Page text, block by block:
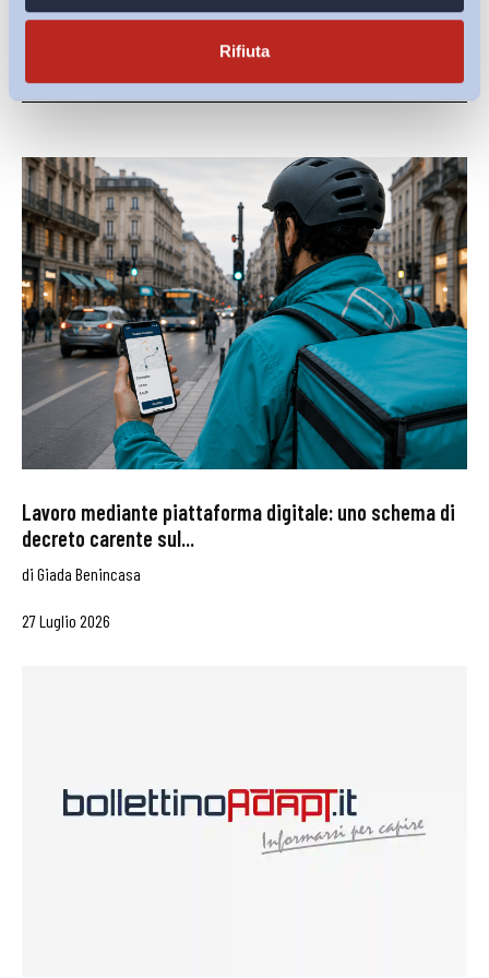
Rifiuta
Lavoro mediante piattaforma digitale: uno schema di
decreto carente sul...
di Giada Benincasa
27 Luglio 2026